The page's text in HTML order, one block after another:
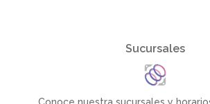
Sucursales